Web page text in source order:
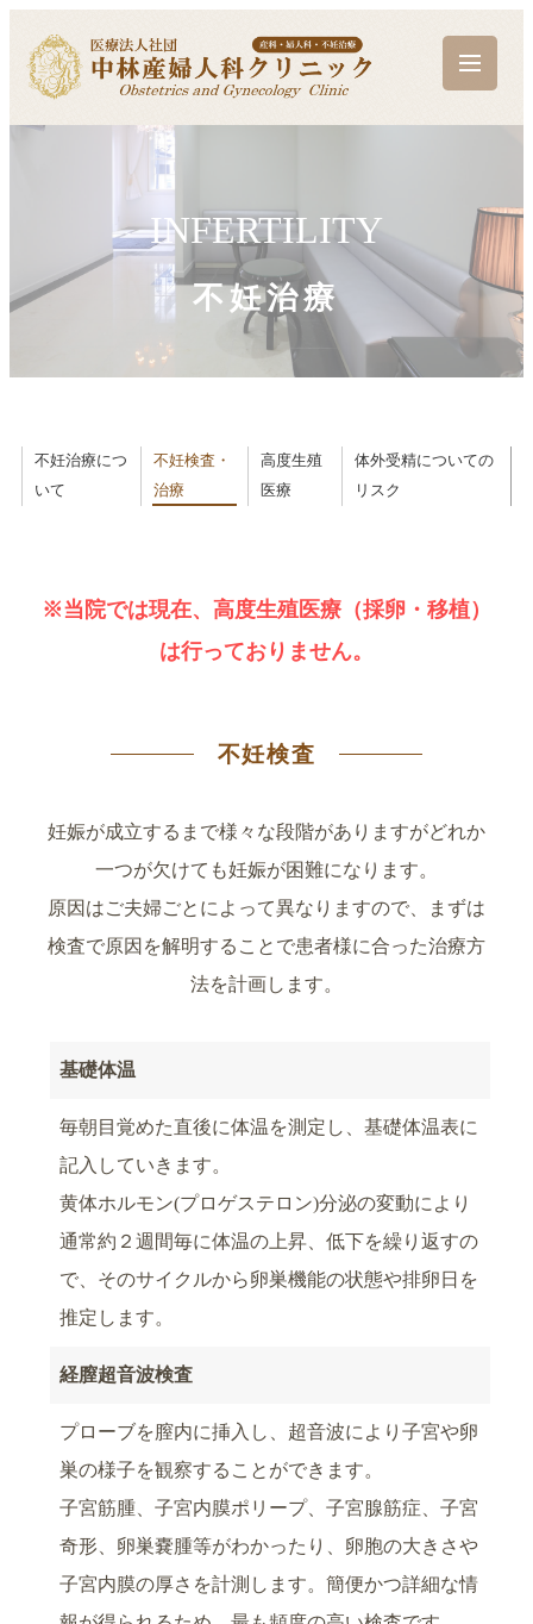
INFERTILITY
不妊治療
不妊治療につ
いて
不妊検査・
治療
高度生殖
医療
体外受精についての
リスク
※当院では現在、高度生殖医療（採卵・移植）
は行っておりません。
不妊検査
妊娠が成立するまで様々な段階がありますがどれか
一つが欠けても妊娠が困難になります。
原因はご夫婦ごとによって異なりますので、まずは
検査で原因を解明することで患者様に合った治療方
法を計画します。
基礎体温
毎朝目覚めた直後に体温を測定し、基礎体温表に
記入していきます。
黄体ホルモン(プロゲステロン)分泌の変動により
通常約２週間毎に体温の上昇、低下を繰り返すの
で、そのサイクルから卵巣機能の状態や排卵日を
推定します。
経膣超音波検査
プローブを膣内に挿入し、超音波により子宮や卵
巣の様子を観察することができます。
子宮筋腫、子宮内膜ポリープ、子宮腺筋症、子宮
奇形、卵巣嚢腫等がわかったり、卵胞の大きさや
子宮内膜の厚さを計測します。簡便かつ詳細な情